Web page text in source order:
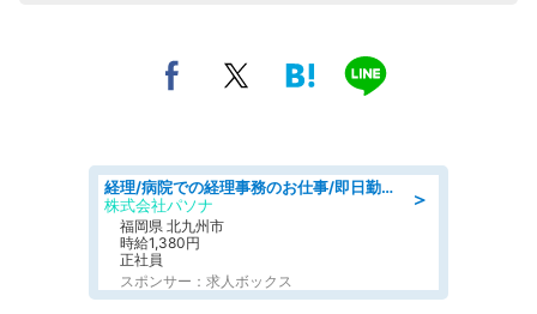
＞
経理/病院での経理事務のお仕事/即日勤務可/車通勤可/経理/一般事務
株式会社パソナ
福岡県 北九州市
時給1,380円
正社員
スポンサー：求人ボックス